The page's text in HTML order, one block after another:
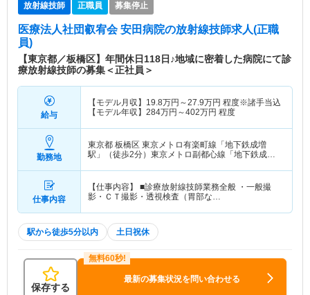
放射線技師 正職員 募集停止
医療法人社団叡宥会 安田病院の放射線技師求人(正職
員)
【東京都／板橋区】年間休日118日♪地域に密着した病院にて診
療放射線技師の募集＜正社員＞
給与
【モデル月収】 19.8万円～27.9万円 程度※諸手当込
【モデル年収】 284万円～402万円 程度
勤務地
東京都 板橋区 東京メトロ有楽町線「地下鉄成増
駅」（徒歩2分）東京メトロ副都心線「地下鉄成増
仕事内容
【仕事内容】 ■診療放射線技師業務全般 ・一般撮
影・ＣＴ撮影・透視検査（胃部な…
駅から徒歩5分以内 土日祝休
保存する
最新の募集状況を問い合わせる